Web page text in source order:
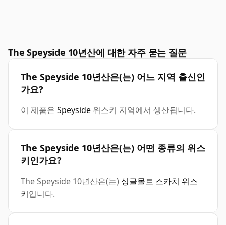
The Speyside 10년산에 대한 자주 묻는 질문
The Speyside 10년산은(는) 어느 지역 출신인
가요?
이 제품은 Speyside 위스키 지역에서 생산됩니다.
The Speyside 10년산은(는) 어떤 종류의 위스
키인가요?
The Speyside 10년산은(는) 싱글몰트 스카치 위스
키입니다.